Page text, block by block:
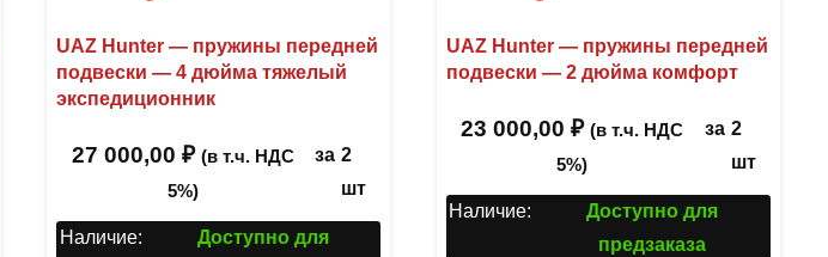
UAZ Hunter — пружины передней
подвески — 4 дюйма тяжелый
экспедиционник
27 000,00 ₽ (в т.ч. НДС
5%)
за 2
шт
Наличие:
Доступно для
UAZ Hunter — пружины передней
подвески — 2 дюйма комфорт
23 000,00₽ (в т.ч. НДС
5%)
за 2
шт
Наличие:
Доступно для
предзаказа